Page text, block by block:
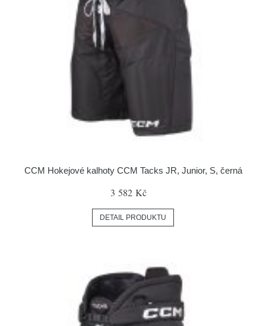
CCM Hokejové kalhoty CCM Tacks JR, Junior, S, černá
3 582 Kč
DETAIL PRODUKTU